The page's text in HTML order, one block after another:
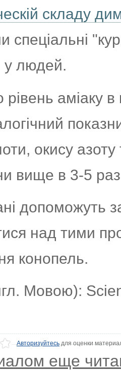
складу
спеціальні
у людей.
аміаку
окису
вище в 3-5
допоможуть
над тими
конопель.
Мовою):
Авторизуйтесьдля оценки
еще